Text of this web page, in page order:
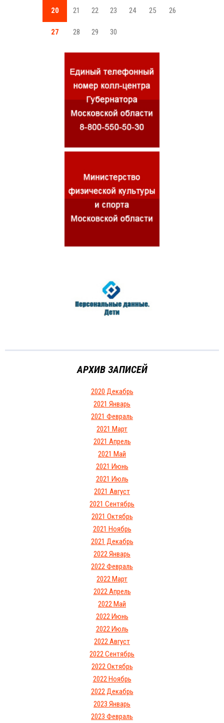
20 21 22 23 24 25 26
27 28 29 30
АРХИВ ЗАПИСЕЙ
2020 Декабрь
2021 Январь
2021 Февраль
2021 Март
2021 Апрель
2021 Май
2021 Июнь
2021 Июль
2021 Август
2021 Сентябрь
2021 Октябрь
2021 Ноябрь
2021 Декабрь
2022 Январь
2022 Февраль
2022 Март
2022 Апрель
2022 Май
2022 Июнь
2022 Июль
2022 Август
2022 Сентябрь
2022 Октябрь
2022 Ноябрь
2022 Декабрь
2023 Январь
2023 Февраль